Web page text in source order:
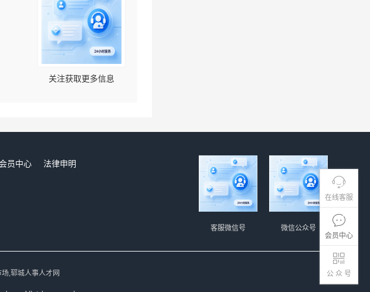
在线客服
会员中心
公 众 号
关注获取更多信息
员中心
法律申明
微信公众号
客服微信号
,郓城人事人才网